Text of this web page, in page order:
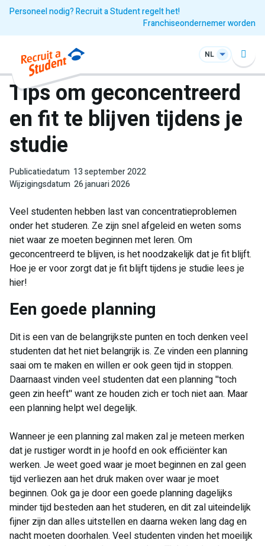
Personeel nodig? Recruit a Student regelt het!
Franchiseondernemer worden
NL
Tips om geconcentreerd
en fit te blijven tijdens je
studie
Publicatiedatum 13 september 2022
Wijzigingsdatum 26 januari 2026
Veel studenten hebben last van concentratieproblemen
onder het studeren. Ze zijn snel afgeleid en weten soms
niet waar ze moeten beginnen met leren. Om
geconcentreerd te blijven, is het noodzakelijk dat je fit blijft.
Hoe je er voor zorgt dat je fit blijft tijdens je studie lees je
hier!
​Een goede planning
Dit is een van de belangrijkste punten en toch denken veel
studenten dat het niet belangrijk is. Ze vinden een planning
saai om te maken en willen er ook geen tijd in stoppen.
Daarnaast vinden veel studenten dat een planning ''toch
geen zin heeft'' want ze houden zich er toch niet aan. Maar
een planning helpt wel degelijk.
Wanneer je een planning zal maken zal je meteen merken
dat je rustiger wordt in je hoofd en ook efficiënter kan
werken. Je weet goed waar je moet beginnen en zal geen
tijd verliezen aan het druk maken over waar je moet
beginnen. Ook ga je door een goede planning dagelijks
minder tijd besteden aan het studeren, en dit zal uiteindelijk
fijner zijn dan alles uitstellen en daarna weken lang dag en
nacht moeten doorhalen. Veel studenten vinden het moeilijk